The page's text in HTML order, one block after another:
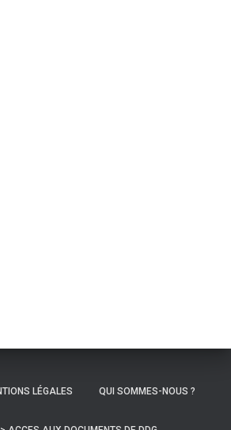
LÉGALES QUI SOMMES-NOUS ?